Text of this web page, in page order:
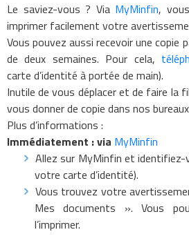
Le saviez-vous ? Via MyMinfin,
imprimer facilement votre
Vous pouvez aussi recevoir une copie
de deux semaines. Pour cela,
carte d’identité à portée de main).
Inutile de vous déplacer et de faire la
vous donner de copie dans nos
Plus d’informations :
Immédiatement :via MyMinfin
Allez sur MyMinfin et
votre carte d’identité).
Vous trouvez votre
Mes documents ». Vous
l’imprimer.